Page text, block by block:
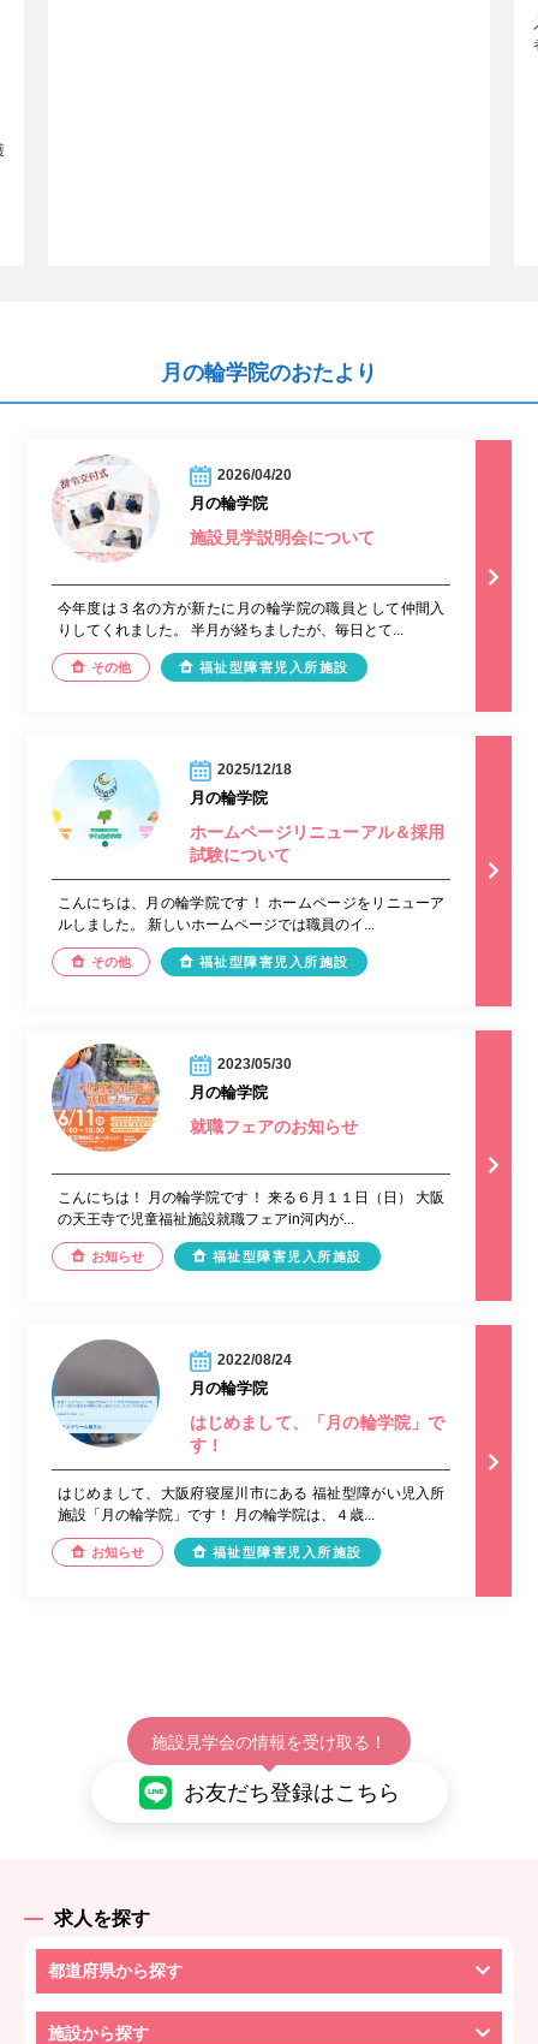
月の輪学院のおたより
2026/04/20
月の輪学院
施設見学説明会について
今年度は３名の方が新たに月の輪学院の職員として仲間入
りしてくれました。 半月が経ちましたが、毎日とて...
その他 福祉型障害児入所施設
2025/12/18
月の輪学院
ホームページリニューアル＆採用
試験について
こんにちは、月の輪学院です！ ホームページをリニューア
ルしました。 新しいホームページでは職員のイ...
その他 福祉型障害児入所施設
2023/05/30
月の輪学院
就職フェアのお知らせ
こんにちは！ 月の輪学院です！ 来る６月１１日（日） 大阪
の天王寺で児童福祉施設就職フェアin河内が...
お知らせ 福祉型障害児入所施設
2022/08/24
月の輪学院
はじめまして、「月の輪学院」で
す！
はじめまして、大阪府寝屋川市にある 福祉型障がい児入所
施設「月の輪学院」です！ 月の輪学院は、４歳...
お知らせ 福祉型障害児入所施設
施設見学会の情報を受け取る！
お友だち登録はこちら
求人を探す
都道府県から探す
施設から探す